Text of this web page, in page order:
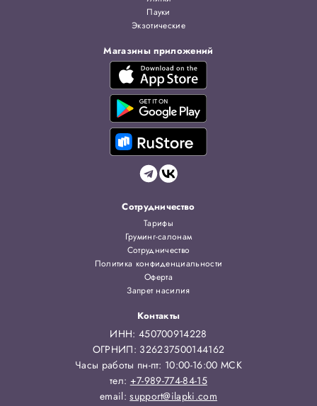
Пауки
Экзотические
Магазины приложений
Сотрудничество
Тарифы
Груминг-салонам
Сотрудничество
Политика конфиденциальности
Оферта
Запрет насилия
Контакты
ИНН: 450700914228
ОГРНИП: 326237500144162
Часы работы пн-пт: 10:00-16:00 МСК
тел: +7-989-774-84-15
email:support@ilapki.com